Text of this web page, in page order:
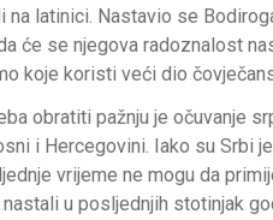
latinici. Nastavio se
će se njegova radoznalost
koje koristi veći dio
obratiti pažnju je očuvanje
i Hercegovini. Iako su Srbi
vrijeme ne mogu da
u posljednjih stotinjak